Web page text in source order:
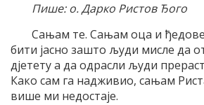
Пише: о. Дарко Ристов Ђого
Сањам те. Сањам оца и
бити јасно зашто људи мисле да
дјетету а да одрасли људи
Како сам га надживио, сањам
више ми недостаје.